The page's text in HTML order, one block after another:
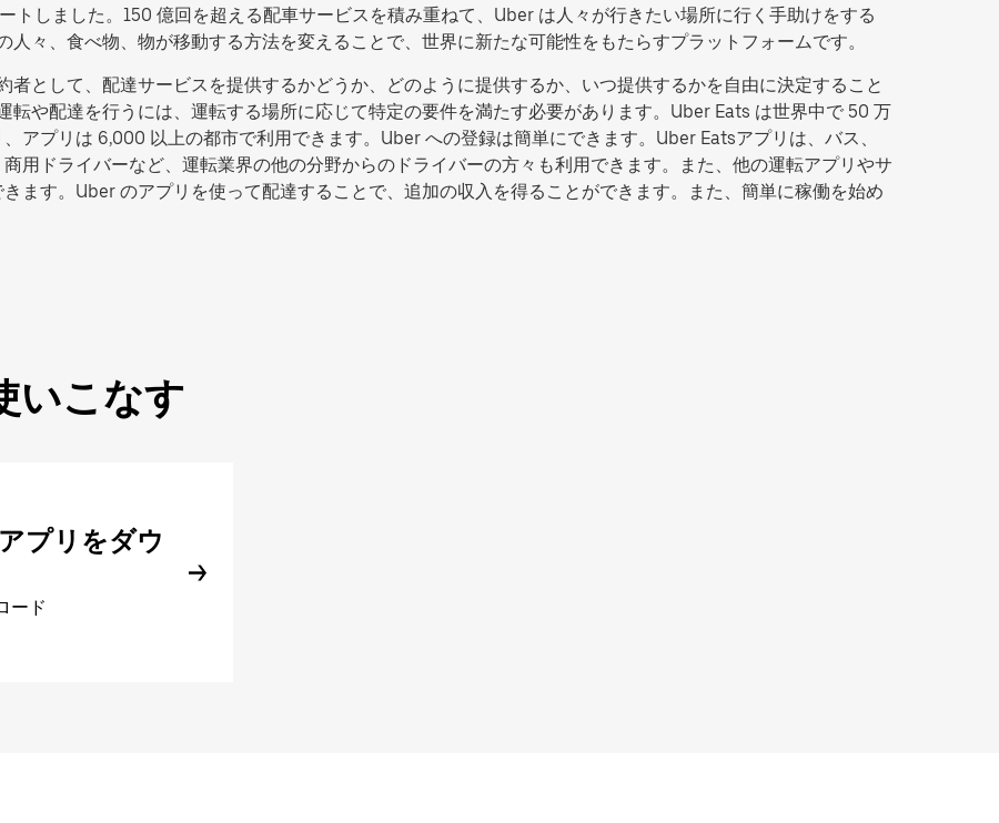
トしました。150 億回を超える配車サービスを積み重ねて、Uber は人々が行きたい場所に行く手助けをする
々、食べ物、物が移動する方法を変えることで、世界に新たな可能性をもたらすプラットフォームです。
として、配達サービスを提供するかどうか、どのように提供するか、いつ提供するかを自由に決定すること
転や配達を行うには、運転する場所に応じて特定の要件を満たす必要があります。Uber Eats は世界中で 50 万
アプリは 6,000 以上の都市で利用できます。Uber への登録は簡単にできます。Uber Eatsアプリは、バス、
用ドライバーなど、運転業界の他の分野からのドライバーの方々も利用できます。また、他の運転アプリやサ
ます。Uber のアプリを使って配達することで、追加の収入を得ることができます。また、簡単に稼働を始め
いこなす
プリをダウ
ード